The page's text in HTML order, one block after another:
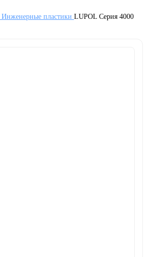
Инженерные пластики LUPOL Серия 4000